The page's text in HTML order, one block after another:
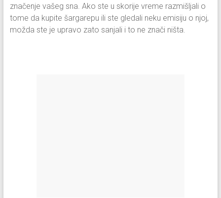
značenje vašeg sna. Ako ste u skorije vreme razmišljali o
tome da kupite šargarepu ili ste gledali neku emisiju o njoj,
možda ste je upravo zato sanjali i to ne znači ništa.